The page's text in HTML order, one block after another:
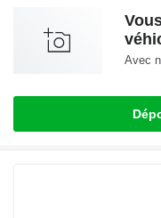
Avec